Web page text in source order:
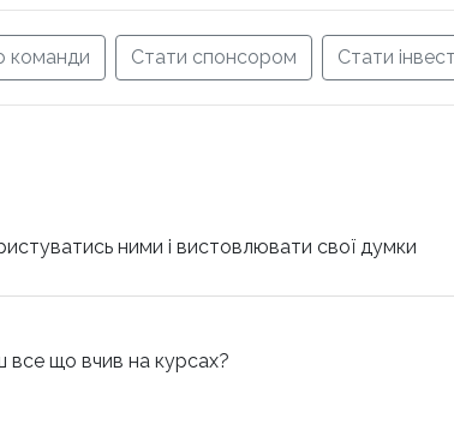
команди Стати спонсором Стати
ними і вистовлювати свої думки
все що вчив на курсах?